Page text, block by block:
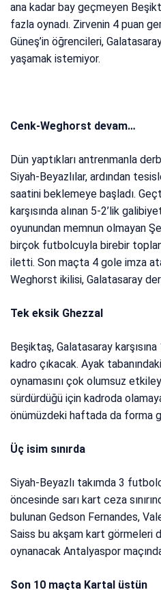
ana kadar bay geçmeyen
fazla oynadı. Zirvenin 4 puan
Güneş’in öğrencileri,
yaşamak istemiyor.
Cenk-Weghorst devam…
Dün yaptıkları antrenmanla
Siyah-Beyazlılar, ardından
saatini beklemeye başladı.
karşısında alınan 5-2’lik
oyunundan memnun olmayan
birçok futbolcuyla birebir
iletti. Son maçta 4 gole imza
Weghorst ikilisi, Galatasaray
Tek eksik Ghezzal
Beşiktaş, Galatasaray
kadro çıkacak. Ayak
oynamasını çok olumsuz
sürdürdüğü için kadroda
önümüzdeki haftada da forma
Üç isim sınırda
Siyah-Beyazlı takımda 3
öncesinde sarı kart ceza
bulunan Gedson Fernandes,
Saiss bu akşam kart görmeleri
oynanacak Antalyaspor
Son 10 maçta Kartal üstün